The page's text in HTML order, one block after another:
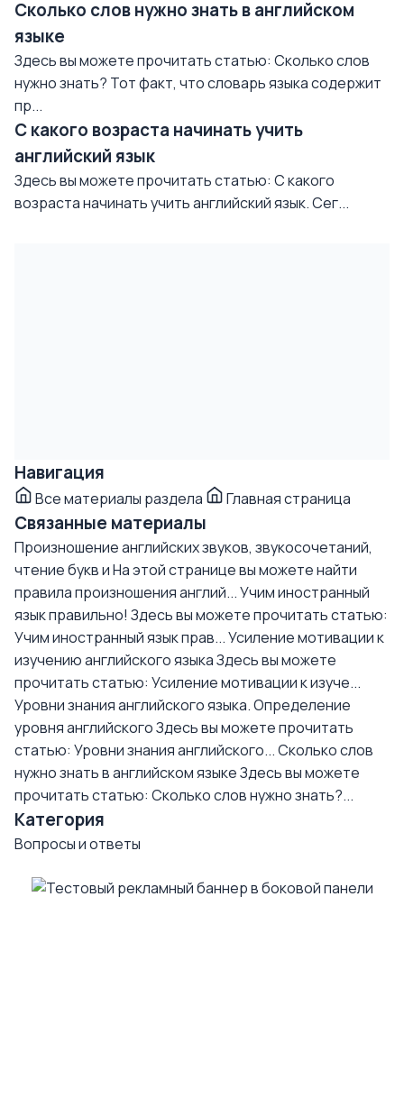
Сколько слов нужно знать в английском
языке
Здесь вы можете прочитать статью: Сколько слов
нужно знать? Тот факт, что словарь языка содержит
пр...
С какого возраста начинать учить
английский язык
Здесь вы можете прочитать статью: С какого
возраста начинать учить английский язык. Сег...
Навигация
Все материалы раздела Главная страница
Связанные материалы
Произношение английских звуков, звукосочетаний,
чтение букв иНа этой странице вы можете найти
правила произношения англий...Учим иностранный
язык правильно! Здесь вы можете прочитать статью:
Учим иностранный язык прав...Усиление мотивации к
изучению английского языкаЗдесь вы можете
прочитать статью: Усиление мотивации к изуче...
Уровни знания английского языка. Определение
уровня английскогоЗдесь вы можете прочитать
статью: Уровни знания английского...Сколько слов
нужно знать в английском языкеЗдесь вы можете
прочитать статью: Сколько слов нужно знать?...
Категория
Вопросы и ответы